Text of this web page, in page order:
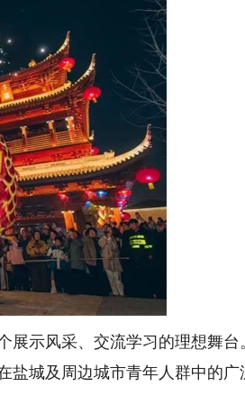
展示风采、交流学习的理想舞台
盐城及周边城市青年人群中的广